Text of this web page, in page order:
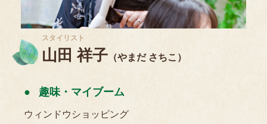
スタイリスト
山田 祥子 （やまだ さちこ）
趣味・マイブーム
ウィンドウショッピング